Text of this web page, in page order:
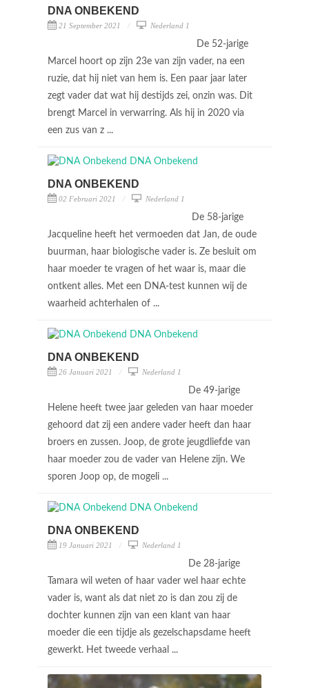
DNA ONBEKEND
21 September 2021 Nederland 1
De 52-jarige
Marcel hoort op zijn 23e van zijn vader, na een
ruzie, dat hij niet van hem is. Een paar jaar later
zegt vader dat wat hij destijds zei, onzin was. Dit
brengt Marcel in verwarring. Als hij in 2020 via
een zus van z ...
DNA ONBEKEND
02 Februari 2021 Nederland 1
De 58-jarige
Jacqueline heeft het vermoeden dat Jan, de oude
buurman, haar biologische vader is. Ze besluit om
haar moeder te vragen of het waar is, maar die
ontkent alles. Met een DNA-test kunnen wij de
waarheid achterhalen of ...
DNA ONBEKEND
26 Januari 2021 Nederland 1
De 49-jarige
Helene heeft twee jaar geleden van haar moeder
gehoord dat zij een andere vader heeft dan haar
broers en zussen. Joop, de grote jeugdliefde van
haar moeder zou de vader van Helene zijn. We
sporen Joop op, de mogeli ...
DNA ONBEKEND
19 Januari 2021 Nederland 1
De 28-jarige
Tamara wil weten of haar vader wel haar echte
vader is, want als dat niet zo is dan zou zij de
dochter kunnen zijn van een klant van haar
moeder die een tijdje als gezelschapsdame heeft
gewerkt. Het tweede verhaal ...